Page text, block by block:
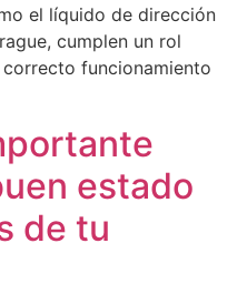
el líquido de dirección
cumplen un rol
funcionamiento
estado
de tu